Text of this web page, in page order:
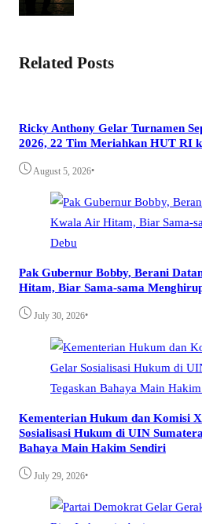
Related Posts
Ricky Anthony Gelar Turnamen
2026, 22 Tim Meriahkan HUT RI
August 5, 2026•
Pak Gubernur Bobby, Berani
Hitam, Biar Sama-sama
July 30, 2026•
Kementerian Hukum dan Komisi
Sosialisasi Hukum di UIN
Bahaya Main Hakim Sendiri
July 29, 2026•